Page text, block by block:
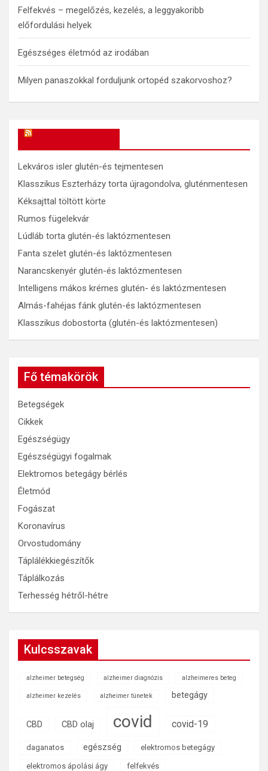
Felfekvés – megelőzés, kezelés, a leggyakoribb
előfordulási helyek
Egészséges életmód az irodában
Milyen panaszokkal forduljunk ortopéd szakorvoshoz?
Lekváros isler glutén-és tejmentesen
Klasszikus Eszterházy torta újragondolva, gluténmentesen
Kéksajttal töltött körte
Rumos fügelekvár
Lúdláb torta glutén-és laktózmentesen
Fanta szelet glutén-és laktózmentesen
Narancskenyér glutén-és laktózmentesen
Intelligens mákos krémes glutén- és laktózmentesen
Almás-fahéjas fánk glutén-és laktózmentesen
Klasszikus dobostorta (glutén-és laktózmentesen)
Fő témakörök
Betegségek
Cikkek
Egészségügy
Egészségügyi fogalmak
Elektromos betegágy bérlés
Életmód
Fogászat
Koronavírus
Orvostudomány
Táplálékkiegészítők
Táplálkozás
Terhesség hétről-hétre
Kulcsszavak
alzheimer betegség alzheimer diagnózis alzheimeres beteg
alzheimer kezelés alzheimer tünetek betegágy
CBD CBD olaj covid covid-19
daganatos egészség elektromos betegágy
elektromos ápolási ágy
felfekvés